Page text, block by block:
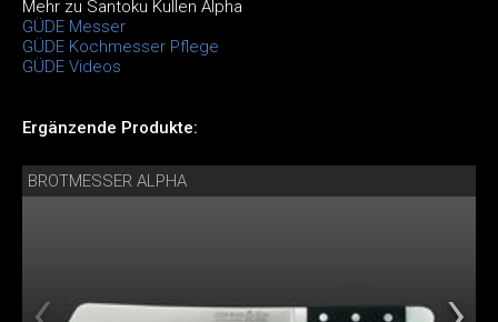
Mehr zu Santoku Kullen Alpha
GÜDE Messer
GÜDE Kochmesser Pflege
GÜDE Videos
Ergänzende Produkte:
BROTMESSER ALPHA